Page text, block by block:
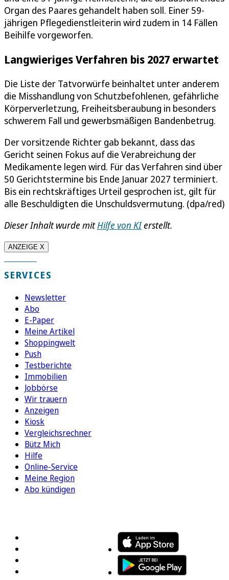
Organ des Paares gehandelt haben soll. Einer 59-
jährigen Pflegedienstleiterin wird zudem in 14 Fällen
Beihilfe vorgeworfen.
Langwieriges Verfahren bis 2027 erwartet
Die Liste der Tatvorwürfe beinhaltet unter anderem
die Misshandlung von Schutzbefohlenen, gefährliche
Körperverletzung, Freiheitsberaubung in besonders
schwerem Fall und gewerbsmäßigen Bandenbetrug.
Der vorsitzende Richter gab bekannt, dass das
Gericht seinen Fokus auf die Verabreichung der
Medikamente legen wird. Für das Verfahren sind über
50 Gerichtstermine bis Ende Januar 2027 terminiert.
Bis ein rechtskräftiges Urteil gesprochen ist, gilt für
alle Beschuldigten die Unschuldsvermutung. (dpa/red)
Dieser Inhalt wurde mitHilfe von KIerstellt.
ANZEIGE X
SERVICES
Newsletter
Abo
E-Paper
Meine Artikel
Shoppingwelt
Push
Testberichte
Immobilien
Jobbörse
Wir trauern
Anzeigen
Kiosk
Vergleichsrechner
Bütz Mich
Hilfe
Online-Service
Meine Region
Abo kündigen